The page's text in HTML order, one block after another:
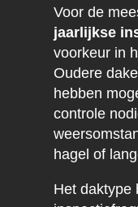
Voor de
jaarlijkse
voorkeur in
Oudere
hebben
controle
hagel of
Het daktype